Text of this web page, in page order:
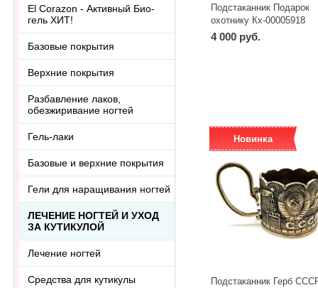
Подстаканник Подарок
охотнику Кх-00005918
4 000 руб.
Новинка
Подстаканник Герб
El Corazon - Активный Био-
гель ХИТ!
Базовые покрытия
Верхние покрытия
Разбавление лаков,
обезжиривание ногтей
Гель-лаки
Базовые и верхние покрытия
Гели для наращивания ногтей
ЛЕЧЕНИЕ НОГТЕЙ И УХОД
ЗА КУТИКУЛОЙ
Лечение ногтей
Средства для кутикулы